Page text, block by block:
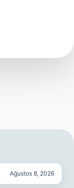
Ağustos 8, 2026